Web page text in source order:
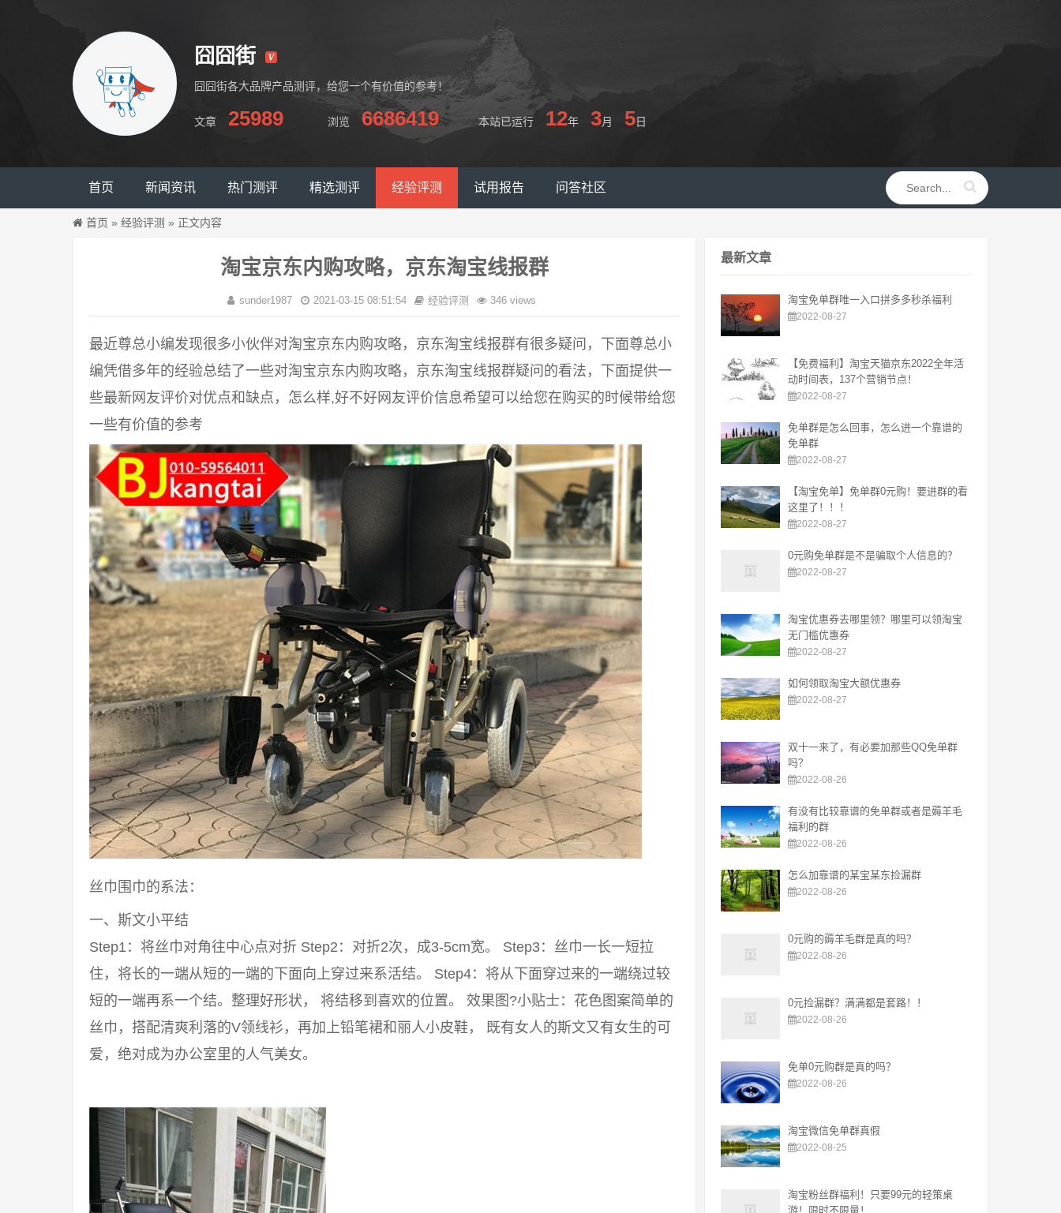
囧囧街
囧囧街各大品牌产品测评，给您一个有价值的参考！
文章 25989 浏览 6686419 本站已运行 12年 3月 5日
首页 新闻资讯 热门测评 精选测评 经验评测 试用报告 问答社区
首页 » 经验评测 » 正文内容
淘宝京东内购攻略，京东淘宝线报群
sunder1987 2021-03-15 08:51:54 经验评测 346 views
最近尊总小编发现很多小伙伴对淘宝京东内购攻略，京东淘宝线报群有很多疑问，下面尊总小
编凭借多年的经验总结了一些对淘宝京东内购攻略，京东淘宝线报群疑问的看法，下面提供一
些最新网友评价对优点和缺点，怎么样,好不好网友评价信息希望可以给您在购买的时候带给您
一些有价值的参考
丝巾围巾的系法：
一、斯文小平结
Step1：将丝巾对角往中心点对折 Step2：对折2次，成3-5cm宽。 Step3：丝巾一长一短拉
住，将长的一端从短的一端的下面向上穿过来系活结。 Step4：将从下面穿过来的一端绕过较
短的一端再系一个结。整理好形状， 将结移到喜欢的位置。 效果图?小贴士：花色图案简单的
丝巾，搭配清爽利落的V领线衫，再加上铅笔裙和丽人小皮鞋， 既有女人的斯文又有女生的可
爱，绝对成为办公室里的人气美女。
最新文章
淘宝免单群唯一入口拼多多秒杀福利
2022-08-27
【免费福利】淘宝天猫京东2022全年活
动时间表，137个营销节点！
2022-08-27
免单群是怎么回事，怎么进一个靠谱的
免单群
2022-08-27
【淘宝免单】免单群0元购！要进群的看
这里了！！！
2022-08-27
0元购免单群是不是骗取个人信息的？
2022-08-27
淘宝优惠券去哪里领？哪里可以领淘宝
无门槛优惠券
2022-08-27
如何领取淘宝大额优惠券
2022-08-27
双十一来了，有必要加那些QQ免单群
吗？
2022-08-26
有没有比较靠谱的免单群或者是薅羊毛
福利的群
2022-08-26
怎么加靠谱的某宝某东捡漏群
2022-08-26
0元购的薅羊毛群是真的吗？
2022-08-26
0元捡漏群？满满都是套路！！
2022-08-26
免单0元购群是真的吗？
2022-08-26
淘宝微信免单群真假
2022-08-25
淘宝粉丝群福利！只要99元的轻策桌
游！限时不限量！